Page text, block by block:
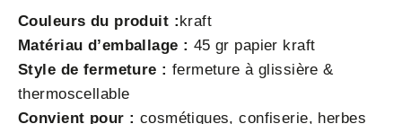
Couleurs du produit :kraft
Matériau d’emballage : 45 gr papier kraft
Style de fermeture : fermeture à glissière &
thermoscellable
Convient pour : cosmétiques, confiserie, herbes